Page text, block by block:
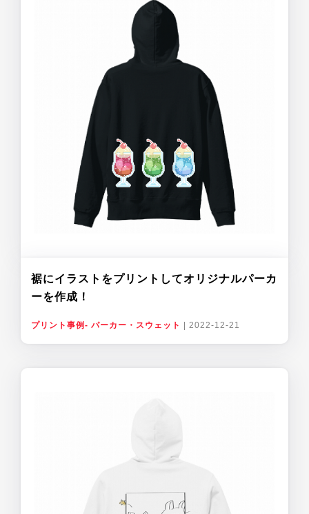
裾にイラストをプリントしてオリジナルパーカ
ーを作成！
プリント事例- パーカー・スウェット 2022-12-21